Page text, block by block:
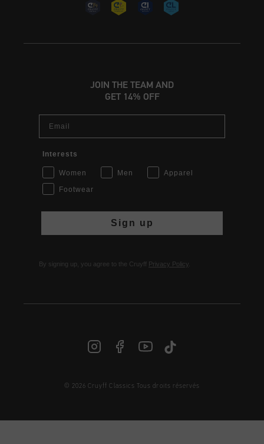
FR | € EUR
JOIN THE TEAM AND
GET 14% OFF
Interests
Women Men
Apparel
Footwear
Sign up
By signing up, you agree to the Cruyff Privacy Policy
© 2026 Cruyff Classics Tous droits réservés